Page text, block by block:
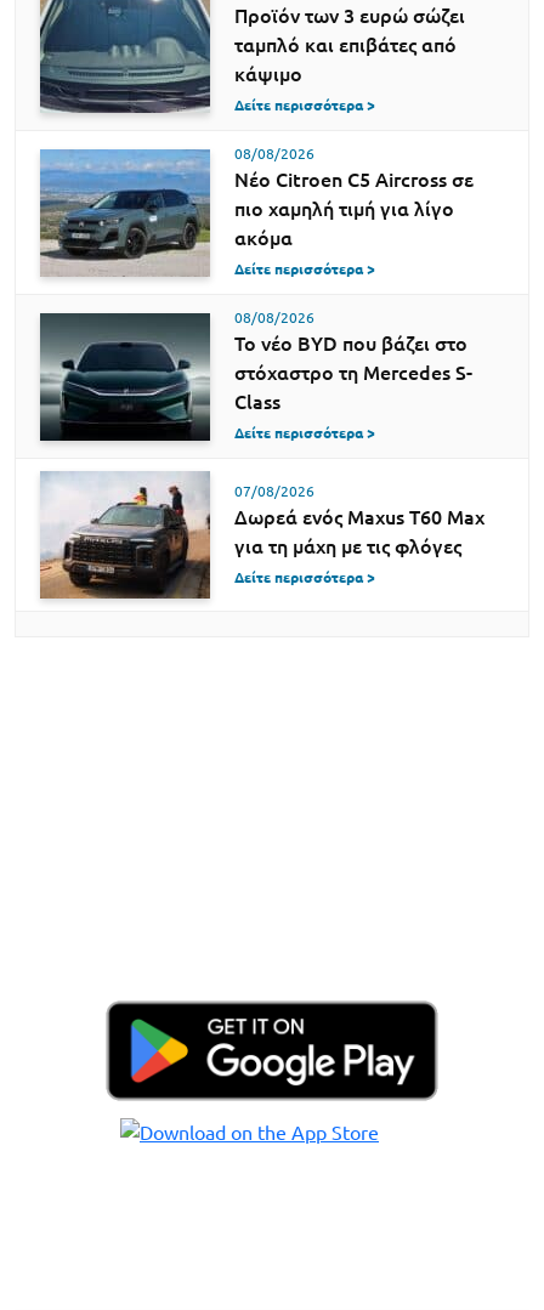
Προϊόν των 3 ευρώ σώζει
ταμπλό και επιβάτες από
κάψιμο
Δείτε περισσότερα >
08/08/2026
Νέο Citroen C5 Aircross σε
πιο χαμηλή τιμή για λίγο
ακόμα
Δείτε περισσότερα >
08/08/2026
Το νέο BYD που βάζει στο
στόχαστρο τη Mercedes S-
Class
Δείτε περισσότερα >
07/08/2026
Δωρεά ενός Maxus T60 Max
για τη μάχη με τις φλόγες
Δείτε περισσότερα >